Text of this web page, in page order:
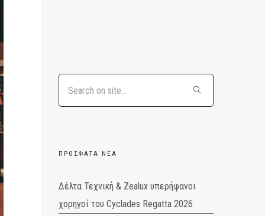
ΠΡΌΣΦΑΤΑ ΝΈΑ
Δέλτα Τεχνική & Zealux υπερήφανοι
χορηγοί του Cyclades Regatta 2026